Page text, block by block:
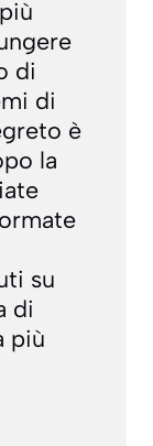
di
di
è
la
su
di
più